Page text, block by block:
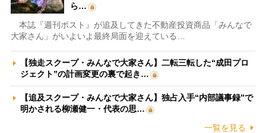
ら…
本誌『週刊ポスト』が追及してきた不動産投資商品「みんなで
大家さん」がいよいよ最終局面を迎えている…
【独走スクープ・みんなで大家さん】二転三転した“成田プロ
ジェクト”の計画変更の裏で起き…
【追及スクープ・みんなで大家さん】独占入手“内部議事録”で
明かされる柳瀬健一・代表の思…
一覧を見る